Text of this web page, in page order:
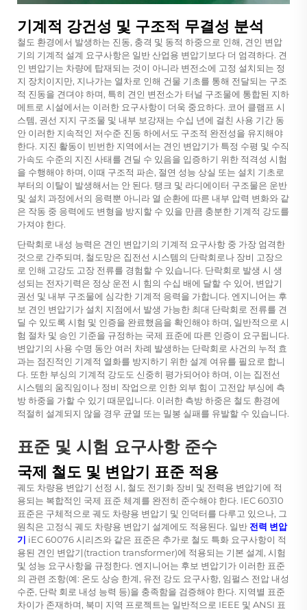
기계적 강건성 및 구조적 무결성 분석
철도 환경에서 발생하는 진동, 충격 및 동적 하중으로 인해, 견인 변압
기의 기계적 설계 요구사항은 일반 산업용 변압기보다 더 엄격하다. 견
인 변압기는 차량에 탑재되는 것이 아니라 변전소에 고정 설치되는 정
지 장치이지만, 지나가는 열차로 인해 건물 기초를 통해 전달되는 구조
적 진동을 견뎌야 하며, 특히 견인 변전소가 터널 구조물에 통합된 지하
메트로 시설에서는 이러한 요구사항이 더욱 중요하다. 코어 클램프 시
스템, 권선 지지 구조물 및 내부 보강재는 수십 년에 걸친 사용 기간 동
안 이러한 지속적인 저수준 진동 하에서도 구조적 완전성을 유지해야
한다. 지진 활동이 빈번한 지역에서는 견인 변압기가 특정 수평 및 수직
가속도 수준의 지진 사태를 견딜 수 있음을 입증하기 위한 적격성 시험
을 수행해야 하며, 이때 구조적 파손, 절연 성능 상실 또는 설치 기초로
부터의 이탈이 발생해서는 안 된다. 탱크 및 라디에이터 구조물은 운반
및 설치 과정에서의 응력뿐 아니라 열 순환에 따른 내부 압력 변화와 같
은 작동 중 응력에도 변형을 방지할 수 있을 만큼 충분한 기계적 강도를
가져야 한다.
단락회로 내성 능력은 견인 변압기의 기계적 요구사항 중 가장 엄격한
것으로 간주되며, 철도망은 집전선 시스템의 단락회로나 장비 고장으
로 인해 고강도 고장 전류를 경험할 수 있습니다. 단락회로 발생 시 생
성되는 전자기력은 정상 운전 시 힘의 수십 배에 달할 수 있어, 변압기
권선 및 내부 구조물에 심각한 기계적 응력을 가합니다. 엔지니어는 후
보 견인 변압기가 설치 지점에서 발생 가능한 최대 단락회로 전류를 견
딜 수 있도록 시험 및 인증을 완료했음을 확인해야 하며, 일반적으로 시
험 절차 및 승인 기준을 규정하는 국제 표준에 따른 인증이 요구됩니다.
변압기의 사용 수명 동안 여러 차례 발생하는 단락회로 사건의 누적 효
과는 점진적인 기계적 열화를 방지하기 위한 설계 여유를 필요로 합니
다. 또한 부싱의 기계적 강도도 신중히 평가되어야 하며, 이는 집전선
시스템의 움직임이나 정비 작업으로 인한 외부 힘이 고전압 부싱에 측
방 하중을 가할 수 있기 때문입니다. 이러한 측방 하중은 철도 환경에
적절히 설계되지 않을 경우 균열 또는 밀봉 실패를 유발할 수 있습니다.
표준 및 시험 요구사항 준수
국제 철도 및 변압기 표준 적용
궤도 차량용 변압기 선정 시, 철도 전기화 장비 및 전력용 변압기에 적
용되는 복합적인 국제 표준 체계를 완전히 준수해야 한다. IEC 60310
표준은 구체적으로 궤도 차량용 변압기 및 인덕터를 다루고 있으나, 그
원칙은 고정식 궤도 차량용 변압기 설계에도 적용된다. 일반 전력 변압
기 iEC 60076 시리즈와 같은 표준은 추가로 철도 특화 요구사항이 적
용된 견인 변압기(traction transformer)에 적용되는 기본 설계, 시험
및 성능 요구사항을 규정한다. 엔지니어는 후보 변압기가 이러한 표준
의 관련 조항(예: 온도 상승 한계, 유전 강도 요구사항, 임펄스 전압 내성
수준, 단락 회로 내성 능력 등)을 충족함을 검증해야 한다. 지역별 표준
차이가 존재하며, 북미 지역 프로젝트는 일반적으로 IEEE 및 ANSI 표